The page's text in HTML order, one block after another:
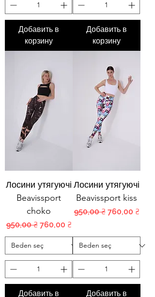
Добавить в
корзину
Добавить в
корзину
Лосини утягуючі
Beavissport
choko
Обычная цена
950,00 ₴ Цена со скидкой
760,00 ₴
Добавить в
Лосини утягуючі
Beavissport kiss
Обычная цена
950,00 ₴ Цена со
760,00 ₴
Добавить в